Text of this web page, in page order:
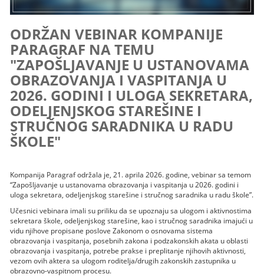
ODRŽAN VEBINAR KOMPANIJE
PARAGRAF NA TEMU
"ZAPOŠLJAVANJE U USTANOVAMA
OBRAZOVANJA I VASPITANJA U
2026. GODINI I ULOGA SEKRETARA,
ODELJENJSKOG STAREŠINE I
STRUČNOG SARADNIKA U RADU
ŠKOLE"
Kompanija Paragraf održala je, 21. aprila 2026. godine, vebinar sa temom
“Zapošljavanje u ustanovama obrazovanja i vaspitanja u 2026. godini i
uloga sekretara, odeljenjskog starešine i stručnog saradnika u radu škole”.
Učesnici vebinara imali su priliku da se upoznaju sa ulogom i aktivnostima
sekretara škole, odeljenjskog starešine, kao i stručnog saradnika imajući u
vidu njihove propisane poslove Zakonom o osnovama sistema
obrazovanja i vaspitanja, posebnih zakona i podzakonskih akata u oblasti
obrazovanja i vaspitanja, potrebe prakse i preplitanje njihovih aktivnosti,
vezom ovih aktera sa ulogom roditelja/drugih zakonskih zastupnika u
obrazovno-vaspitnom procesu.